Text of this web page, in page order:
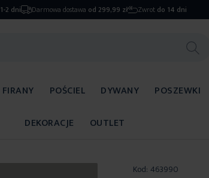
1-2 dni Darmowa dostawa od 299,99 zł Zwrot do 14 dni
FIRANY POŚCIEL DYWANY
POSZEWKI
DEKORACJE
OUTLET
Kod: 463990